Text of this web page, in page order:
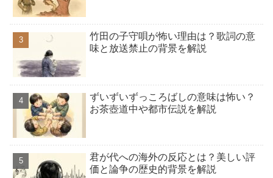
竹田の子守唄が怖い理由は？歌詞の意
味と放送禁止の背景を解説
ずいずいずっころばしの意味は怖い？
お茶壺道中や都市伝説を解説
君が代への海外の反応とは？美しい評
価と論争の歴史的背景を解説